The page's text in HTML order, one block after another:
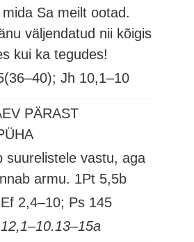
Sa meilt ootad.
väljendatud nii kõigis
kui ka tegudes!
Jh 10,1–10
PÄRAST
suurelistele vastu, aga
armu. 1Pt 5,5b
2,4–10; Ps 145